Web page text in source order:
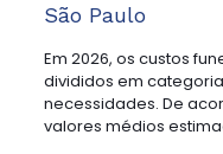
São Paulo
Em 2026, os custos
divididos em
necessidades. De
valores médios